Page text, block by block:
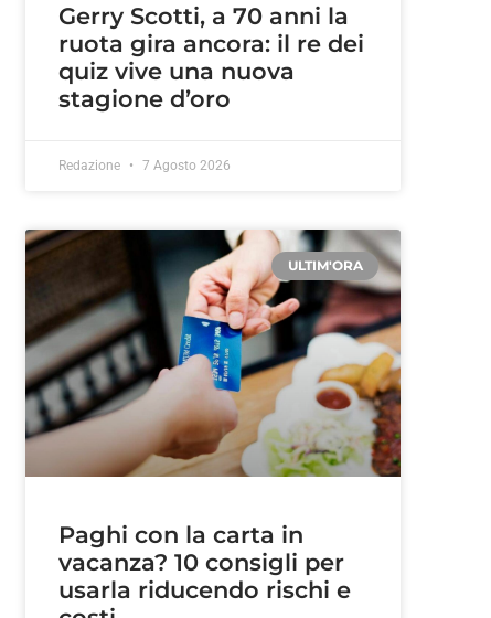
Gerry Scotti, a 70 anni la
ruota gira ancora: il re dei
quiz vive una nuova
stagione d’oro
Redazione 7 Agosto 2026
ULTIM'ORA
Paghi con la carta in
vacanza? 10 consigli per
usarla riducendo rischi e